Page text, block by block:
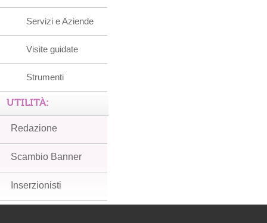
Servizi e Aziende
Visite guidate
Strumenti
UTILITÀ:
Redazione
Scambio Banner
Inserzionisti